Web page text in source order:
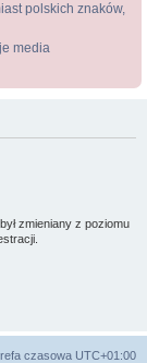
polskich znaków,
media
zmieniany z poziomu
czasowa UTC+01:00